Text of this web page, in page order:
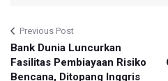
Previous Post
Bank Dunia Luncurkan
Fasilitas Pembiayaan Risiko
Bencana, Ditopang Inggris